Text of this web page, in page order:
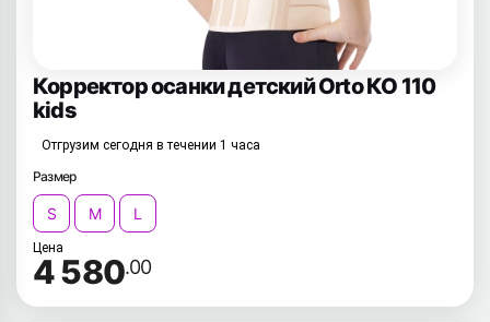
Корректор осанки детский Orto КО 110
kids
Отгрузим сегодня в течении 1 часа
Размер
S M L
Цена
4 580.00